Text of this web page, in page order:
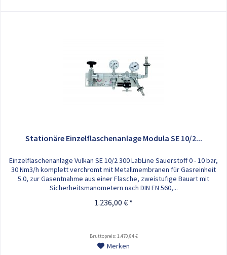
Stationäre Einzelflaschenanlage Modula SE 10/2...
Einzelflaschenanlage Vulkan SE 10/2 300 LabLine Sauerstoff 0 - 10 bar,
30 Nm3/h komplett verchromt mit Metallmembranen für Gasreinheit
5.0, zur Gasentnahme aus einer Flasche, zweistufige Bauart mit
Sicherheitsmanometern nach DIN EN 560,...
1.236,00 € *
Bruttopreis: 1.470,84 €
Merken